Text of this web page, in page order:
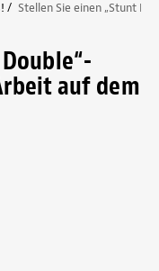
Stellen Sie einen „Stunt
auf dem